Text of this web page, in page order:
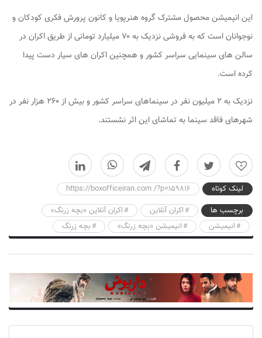
این انیمیشن محصول مشترک گروه هنرپویا و کانون پرورش فکری کودکان و
نوجوانان است که به فروشی نزدیک به ۷۰ میلیارد تومانی از طریق اکران در
سالن های سینمایی سراسر کشور و همچنین اکران های سیار دست پیدا
کرده است.
نزدیک به ۲ میلیون نفر در سینماهای سراسر کشور و بیش از ۲۶۰ هزار نفر در
شهرهای فاقد سینما به تماشای این اثر نشستند.
0
لینک کوتاه
https://boxofficeiran.com /?p=159816
برچسب ها
اکران آنلاین
اکران آنلاین «بچه زرنگ»
انیمیشن
انیمیشن «بچه زرنگ» بچه زرنگ